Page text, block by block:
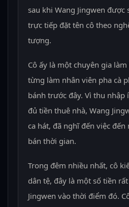
sau khi Wang Jingwen được
trực tiếp đặt tên cô theo
tượng.
Cô ấy là một chuyên gia
từng làm nhân viên pha cà
bánh trước đây. Vì thu nhập
đủ tiền thuê nhà, Wang
ca hát, đã nghĩ đến việc
bán thời gian.
Trong đêm nhiều nhất, cô
dân tệ, đây là một số tiền
Jingwen vào thời điểm đó.